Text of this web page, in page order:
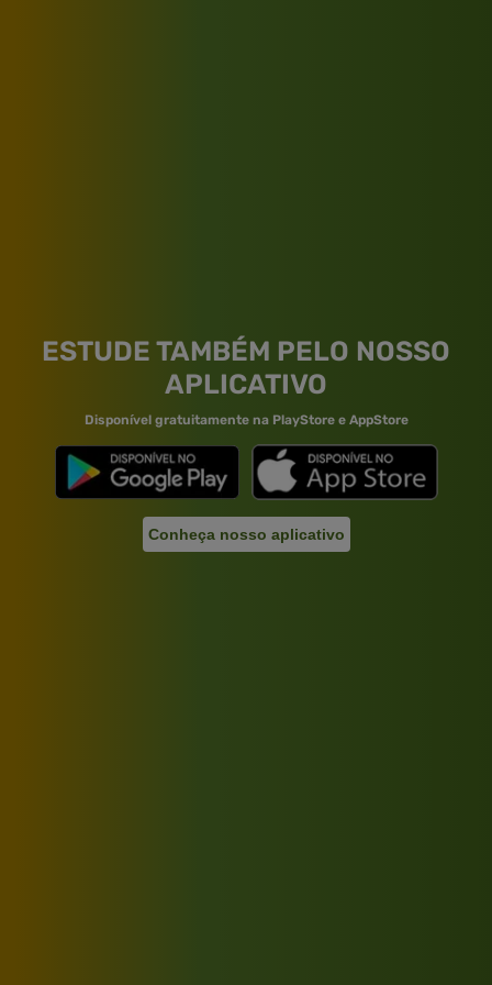
ESTUDE TAMBÉM PELO NOSSO
APLICATIVO
Disponível gratuitamente na PlayStore e AppStore
Conheça nosso aplicativo